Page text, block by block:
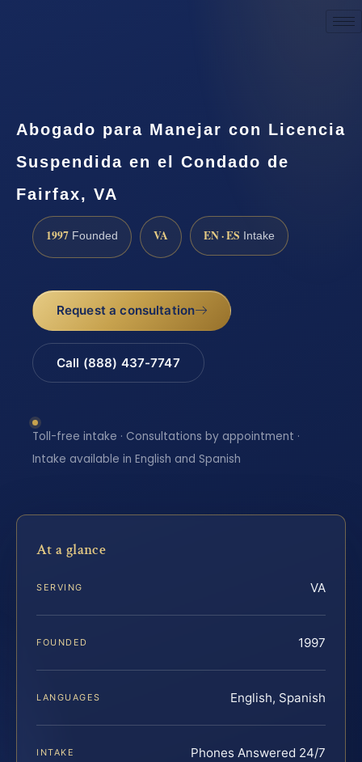
Abogado para Manejar con Licencia
Suspendida en el Condado de
Fairfax, VA
1997 Founded VA EN · ES Intake
Request a consultation
Call (888) 437-7747
Toll-free intake · Consultations by appointment ·
Intake available in English and Spanish
At a glance
SERVING VA
FOUNDED 1997
LANGUAGES English, Spanish
INTAKE Phones Answered 24/7